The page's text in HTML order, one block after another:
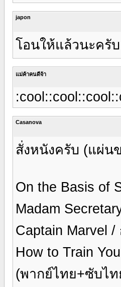
japon
โอนให้แล้วนะครับ
แม่ค้าคนดีจ้า
Casanova
สั่งหนังครับ (แผ่น
On the Basis of
Madam
Captain Marvel
How to Train
(พากย์ไทย+ซับไท